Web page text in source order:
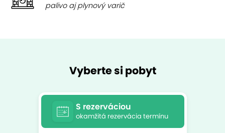
palivo aj plynový varič
Vyberte si pobyt
S rezerváciou
okamžitá rezervácia termínu